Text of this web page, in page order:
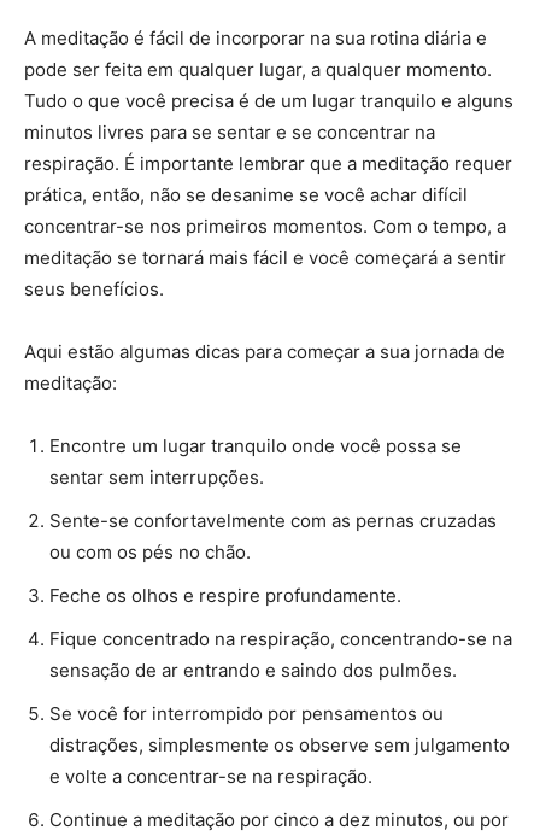
A meditação é fácil de incorporar na sua rotina diária e
pode ser feita em qualquer lugar, a qualquer momento.
Tudo o que você precisa é de um lugar tranquilo e alguns
minutos livres para se sentar e se concentrar na
respiração. É importante lembrar que a meditação requer
prática, então, não se desanime se você achar difícil
concentrar-se nos primeiros momentos. Com o tempo, a
meditação se tornará mais fácil e você começará a sentir
seus benefícios.
Aqui estão algumas dicas para começar a sua jornada de
meditação:
Encontre um lugar tranquilo onde você possa se
sentar sem interrupções.
Sente-se confortavelmente com as pernas cruzadas
ou com os pés no chão.
Feche os olhos e respire profundamente.
Fique concentrado na respiração, concentrando-se na
sensação de ar entrando e saindo dos pulmões.
Se você for interrompido por pensamentos ou
distrações, simplesmente os observe sem julgamento
e volte a concentrar-se na respiração.
Continue a meditação por cinco a dez minutos, ou por